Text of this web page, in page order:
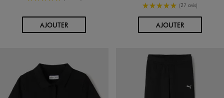
AJOUTERAU PANIER
5/5 de moyenne
(27 avis)
AJOUTERAU PANIER